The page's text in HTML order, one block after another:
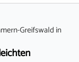
Greifswaldin